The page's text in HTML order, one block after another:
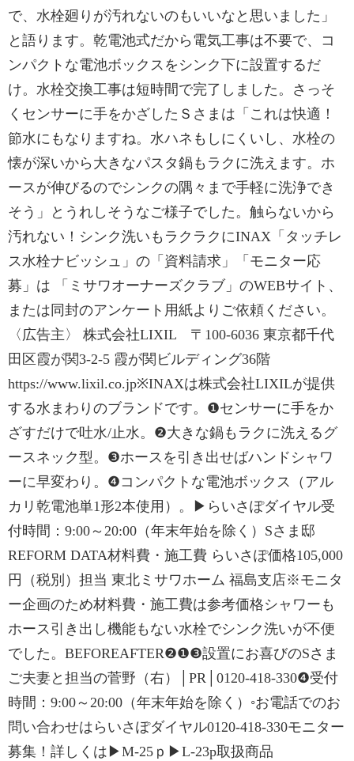
で、水栓廻りが汚れないのもいいなと思いました」
と語ります。乾電池式だから電気工事は不要で、コ
ンパクトな電池ボックスをシンク下に設置するだ
け。水栓交換工事は短時間で完了しました。さっそ
くセンサーに手をかざしたＳさまは「これは快適！
節水にもなりますね。水ハネもしにくいし、水栓の
懐が深いから大きなパスタ鍋もラクに洗えます。ホ
ースが伸びるのでシンクの隅々まで手軽に洗浄でき
そう」とうれしそうなご様子でした。触らないから
汚れない！シンク洗いもラクラクにINAX「タッチレ
ス水栓ナビッシュ」の「資料請求」「モニター応
募」は 「ミサワオーナーズクラブ」のWEBサイト、
または同封のアンケート用紙よりご依頼ください。
〈広告主〉 株式会社LIXIL 〒100-6036 東京都千代
田区霞が関3-2-5 霞が関ビルディング36階
https://www.lixil.co.jp※INAXは株式会社LIXILが提供
する水まわりのブランドです。❶センサーに手をか
ざすだけで吐水/止水。❷大きな鍋もラクに洗えるグ
ースネック型。❸ホースを引き出せばハンドシャワ
ーに早変わり。❹コンパクトな電池ボックス（アル
カリ乾電池単1形2本使用）。▶らいさぽダイヤル受
付時間：9:00～20:00（年末年始を除く）Sさま邸
REFORM DATA材料費・施工費 らいさぽ価格105,000
円（税別）担当 東北ミサワホーム 福島支店※モニタ
ー企画のため材料費・施工費は参考価格シャワーも
ホース引き出し機能もない水栓でシンク洗いが不便
でした。BEFOREAFTER❷❶❸設置にお喜びのSさま
ご夫妻と担当の菅野（右）│PR│0120-418-330❹受付
時間：9:00～20:00（年末年始を除く）◦お電話でのお
問い合わせはらいさぽダイヤル0120-418-330モニター
募集！詳しくは▶M-25ｐ▶L-23p取扱商品